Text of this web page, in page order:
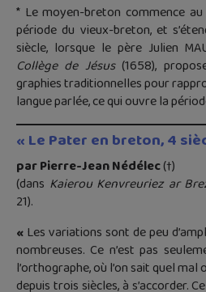
* Le moyen-breton commence au
période du vieux-breton, et
siècle, lorsque le père Julien
Collège de Jésus(1658),
graphies traditionnelles pour
langue parlée, ce qui ouvre la
« Le Pater en breton, 4
par Pierre-Jean Nédélec(†)
(dans Kaierou Kenvreuriez ar
21).
« Les variations sont de peu
nombreuses. Ce n’est pas
l’orthographe, où l’on sait quel
depuis trois siècles, à s’accorder.